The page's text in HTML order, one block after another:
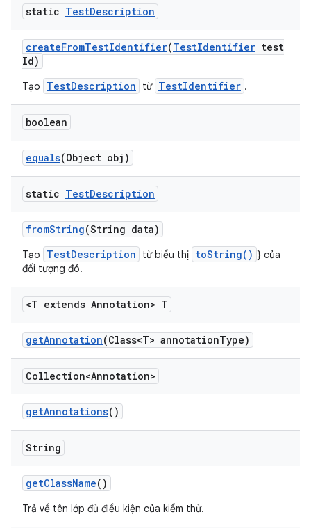
static TestDescription
createFromTestIdentifier(TestIdentifier test
Id)
Tạo TestDescription từ TestIdentifier .
boolean
equals(Object obj)
static TestDescription
fromString(String data)
Tạo TestDescription từ biểu thị toString() } của
đối tượng đó.
<T extends Annotation> T
getAnnotation(Class<T> annotationType)
Collection<Annotation>
getAnnotations()
String
getClassName()
Trả về tên lớp đủ điều kiện của kiểm thử.